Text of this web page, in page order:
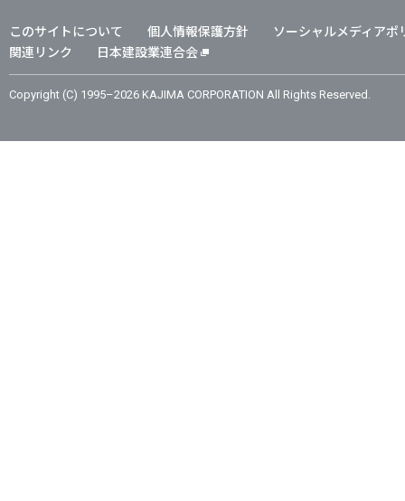
このサイトについて 個人情報保護方針
ソーシャルメディアポ
関連リンク
日本建設業連合会
Copyright (C) 1995–2026 KAJIMA CORPORATION All Rights Reserved.